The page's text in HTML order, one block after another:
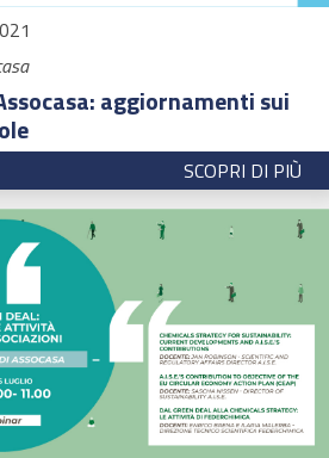
aggiornamenti sui
SCOPRI DI PIÙ